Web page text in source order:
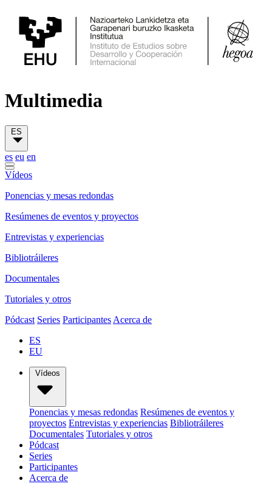
Multimedia
ES
es eu en
Vídeos
Ponencias y mesas redondas
Resúmenes de eventos y proyectos
Entrevistas y experiencias
Bibliotráileres
Documentales
Tutoriales y otros
Pódcast Series Participantes Acerca de
ES
EU
Vídeos
Ponencias y mesas redondas Resúmenes de eventos y
proyectos Entrevistas y experiencias Bibliotráileres
Documentales Tutoriales y otros
Pódcast
Series
Participantes
Acerca de